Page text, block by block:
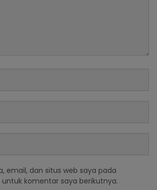
email, dan situs web saya pada
komentar saya berikutnya.